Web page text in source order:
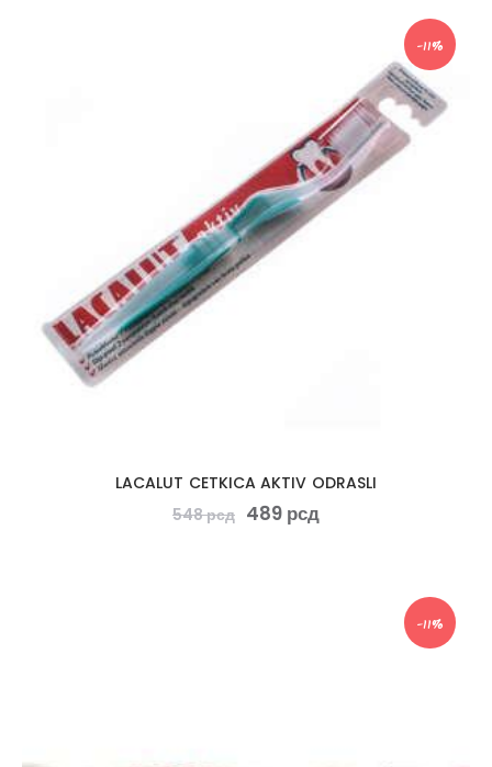
-11%
LACALUT CETKICA AKTIV ODRASLI
548рсд 489 рсд
-11%